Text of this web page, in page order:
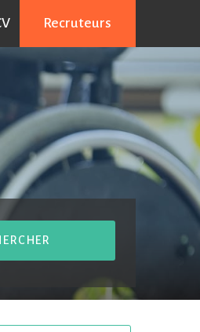
Recruteurs